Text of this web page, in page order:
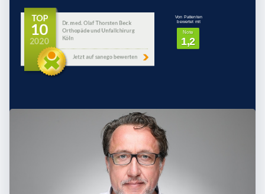
Von Patienten
bewertet mit
Note
1,2